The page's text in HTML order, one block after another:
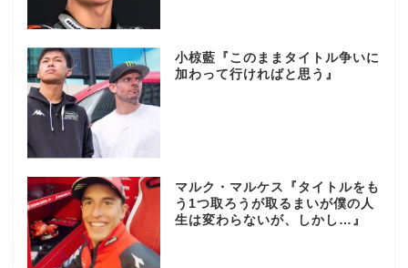
小椋藍『このままタイトル争いに
加わって行ければと思う』
マルク・マルケス『タイトルをも
う1つ取ろうが取るまいが僕の人
生は変わらないが、しかし…』